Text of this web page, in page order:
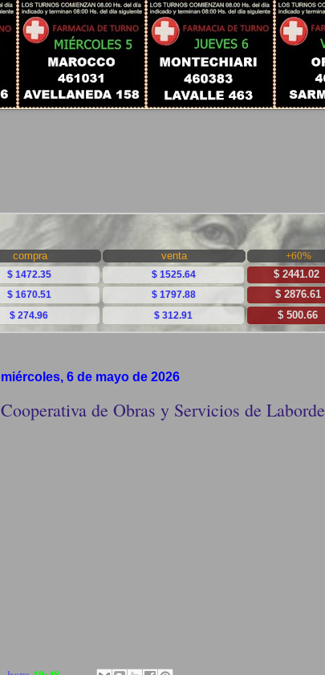
miércoles, 6 de mayo de 2026
Cooperativa de Obras y Servicios de Laborde